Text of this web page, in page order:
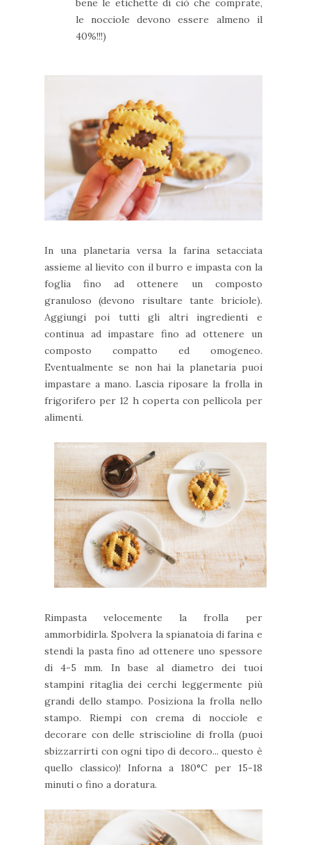
bene le etichette di ciò che comprate,
le nocciole devono essere almeno il
40%!!!)
In una planetaria versa la farina setacciata
assieme al lievito con il burro e impasta con la
foglia fino ad ottenere un composto
granuloso (devono risultare tante briciole).
Aggiungi poi tutti gli altri ingredienti e
continua ad impastare fino ad ottenere un
composto compatto ed omogeneo.
Eventualmente se non hai la planetaria puoi
impastare a mano. Lascia riposare la frolla in
frigorifero per 12 h coperta con pellicola per
alimenti.
Rimpasta velocemente la frolla per
ammorbidirla. Spolvera la spianatoia di farina e
stendi la pasta fino ad ottenere uno spessore
di 4-5 mm. In base al diametro dei tuoi
stampini ritaglia dei cerchi leggermente più
grandi dello stampo. Posiziona la frolla nello
stampo. Riempi con crema di nocciole e
decorare con delle striscioline di frolla (puoi
sbizzarrirti con ogni tipo di decoro... questo è
quello classico)! Inforna a 180°C per 15-18
minuti o fino a doratura.